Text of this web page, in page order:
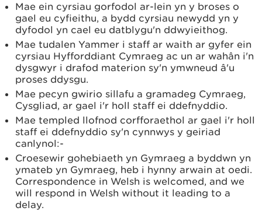
Mae ein cyrsiau gorfodol ar-lein yn y broses o
gael eu cyfieithu, a bydd cyrsiau newydd yn y
dyfodol yn cael eu datblygu'n ddwyieithog.
Mae tudalen Yammer i staff ar waith ar gyfer ein
cyrsiau Hyfforddiant Cymraeg ac un ar wahân i'n
dysgwyr i drafod materion sy'n ymwneud â'u
proses ddysgu.
Mae pecyn gwirio sillafu a gramadeg Cymraeg,
Cysgliad, ar gael i'r holl staff ei ddefnyddio.
Mae templed llofnod corfforaethol ar gael i'r holl
staff ei ddefnyddio sy'n cynnwys y geiriad
canlynol:-
Croesewir gohebiaeth yn Gymraeg a byddwn yn
ymateb yn Gymraeg, heb i hynny arwain at oedi.
Correspondence in Welsh is welcomed, and we
will respond in Welsh without it leading to a
delay.